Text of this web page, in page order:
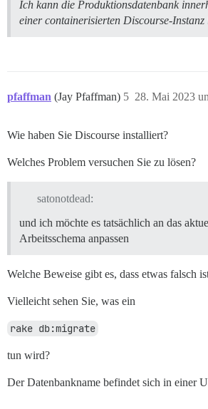
Ich kann die Produktionsdatenbank
einer containerisierten Discourse-Instanz
pfaffman (Jay Pfaffman) 28. Mai 2023
5
Wie haben Sie Discourse installiert?
Welches Problem versuchen Sie zu lösen?
satonotdead:
und ich möchte es tatsächlich an das
Arbeitsschema anpassen
Welche Beweise gibt es, dass etwas falsch
Vielleicht sehen Sie, was ein
rake db:migrate
tun wird?
Der Datenbankname befindet sich in einer